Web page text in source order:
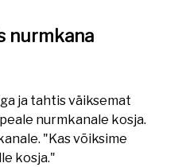
nurmkana
ja tahtis väiksemat
nurmkanale kosja.
"Kas võiksime
kosja."